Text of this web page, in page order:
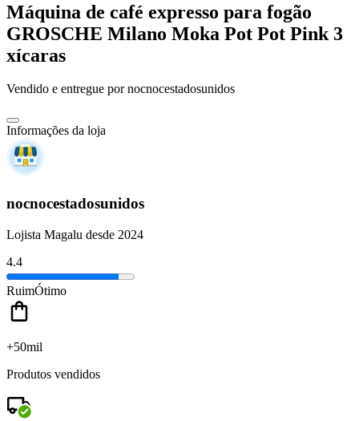
Máquina de café expresso para fogão
GROSCHE Milano Moka Pot Pot Pink 3
xícaras
Vendido e entregue por nocnocestadosunidos
Informações da loja
nocnocestadosunidos
Lojista Magalu desde 2024
4.4
RuimÓtimo
+50mil
Produtos vendidos